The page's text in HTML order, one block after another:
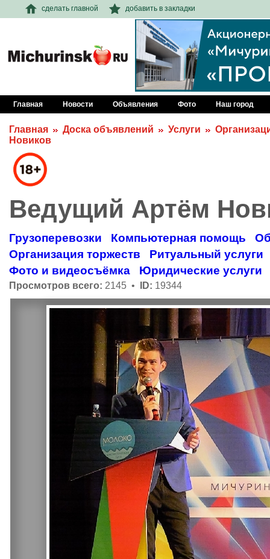
сделать главной добавить в закладки
Главная Новости Объявления Фото Наш город
Главная Доска объявлений Услуги
Новиков
Ведущий Артём
Грузоперевозки Компьютерная помощь
Организация торжеств
Ритуальный услуги
Фото и видеосъёмка
Юридические услуги
Просмотров всего: 2145 • ID: 19344